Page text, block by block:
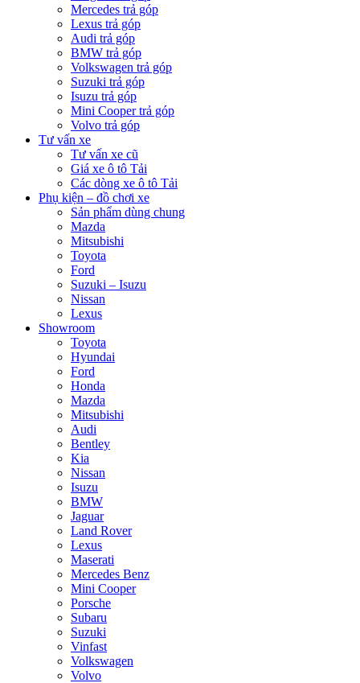
Mercedes trả góp
Lexus trả góp
Audi trả góp
BMW trả góp
Volkswagen trả góp
Suzuki trả góp
Isuzu trả góp
Mini Cooper trả góp
Volvo trả góp
Tư vấn xe
Tư vấn xe cũ
Giá xe ô tô Tải
Các dòng xe ô tô Tải
Phụ kiện – đồ chơi xe
Sản phẩm dùng chung
Mazda
Mitsubishi
Toyota
Ford
Suzuki – Isuzu
Nissan
Lexus
Showroom
Toyota
Hyundai
Ford
Honda
Mazda
Mitsubishi
Audi
Bentley
Kia
Nissan
Isuzu
BMW
Jaguar
Land Rover
Lexus
Maserati
Mercedes Benz
Mini Cooper
Porsche
Subaru
Suzuki
Vinfast
Volkswagen
Volvo